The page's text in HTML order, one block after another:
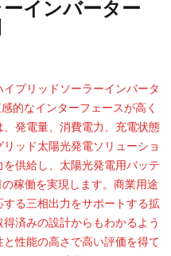
インバーター
ブリッドソーラーインバータ
的なインターフェースが高く
発電量、消費電力、充電状態
ッド太陽光発電ソリューショ
供給し、太陽光発電用バッテ
稼働を実現します。商業用途
る三相出力をサポートする拡
済みの設計からもわかるよう
性能の高さで高い評価を得て